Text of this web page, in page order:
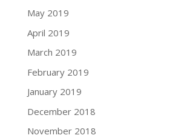
May 2019
April 2019
March 2019
February 2019
January 2019
December 2018
November 2018